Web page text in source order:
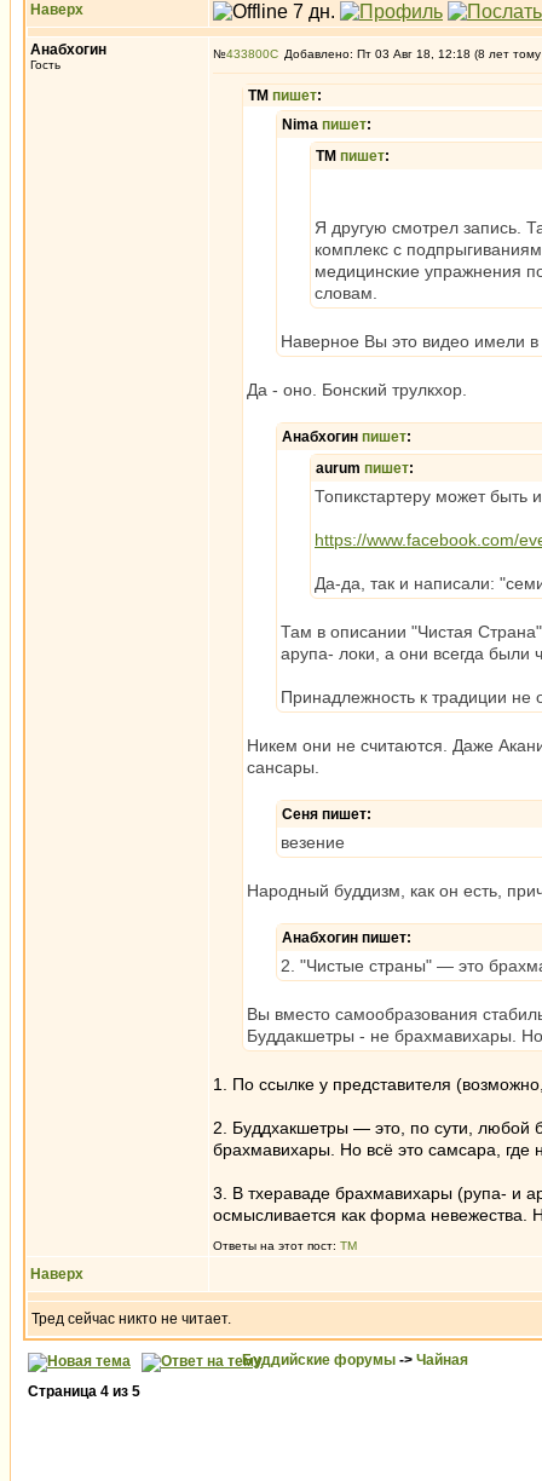
Наверх
Анабхогин
Гость
№433800 Добавлено: Пт 03 Авг 18, 12:18 (8 лет
ТМ пишет:
Nima пишет:
ТМ пишет:
Я другую смотрел запись.
комплекс с
медицинские упражнения
словам.
Наверное Вы это видео имели
Да - оно. Бонский трулкхор.
Анабхогин пишет:
aurum пишет:
Топикстартеру может быть
https://www.facebook.com/
Да-да, так и написали:
Там в описании "Чистая
арупа- локи, а они всегда были
Принадлежность к традиции не
Никем они не считаются. Даже
сансары.
Сеня пишет:
везение
Народный буддизм, как он есть,
Анабхогин пишет:
2. "Чистые страны" — это
Вы вместо самообразования
Буддакшетры - не брахмавихары.
1. По ссылке у представителя
2. Буддхакшетры — это, по сути, любой
брахмавихары. Но всё это самсара, где
3. В тхераваде брахмавихары (рупа- и
осмысливается как форма невежества.
Ответы на этот пост: ТМ
Наверх
Тред сейчас никто не читает.
Буддийские форумы -> Чайная
Страница 4 из 5